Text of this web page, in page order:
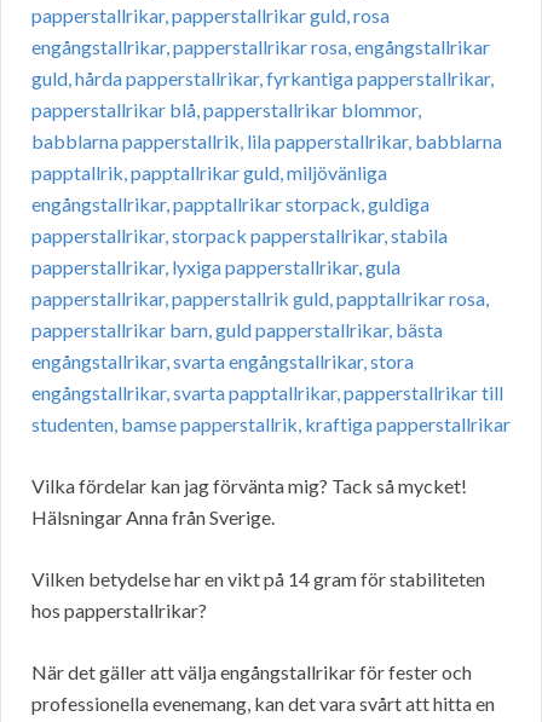
Vilka fördelar kan jag förvänta mig? Tack så mycket!
Hälsningar Anna från Sverige.
Vilken betydelse har en vikt på 14 gram för stabiliteten
hos papperstallrikar?
När det gäller att välja engångstallrikar för fester och
professionella evenemang, kan det vara svårt att hitta en